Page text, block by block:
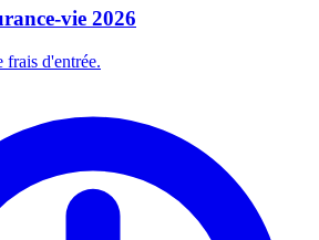
vie 2026
frais d'entrée.